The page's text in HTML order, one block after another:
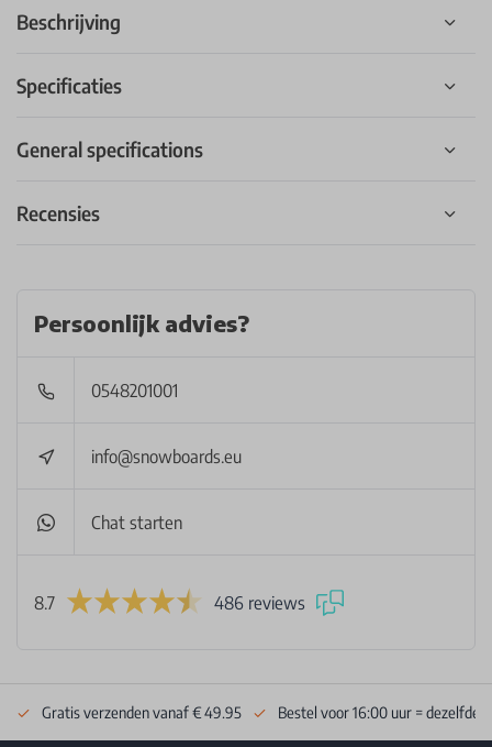
Beschrijving
Specificaties
General specifications
Recensies
Persoonlijk advies?
0548201001
info@snowboards.eu
Chat starten
8.7 486 reviews
Gratis verzenden vanaf € 49.95 Bestel voor 16:00 uur = dezelfde